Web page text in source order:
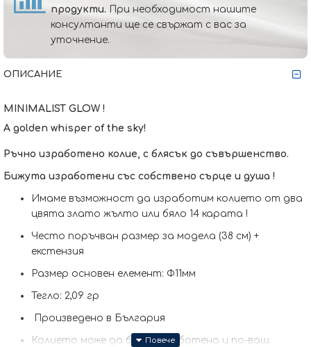
продукти. При необходимост нашите
консултанти ще се свържат с вас за
уточнение.
ОПИСАНИЕ
MINIMALIST GLOW !
A golden whisper of the sky!
Ръчно изработено колие, с блясък до съвършенство.
Бижута изработени със собствено сърце и душа !
Имаме възможност да изработим кoлието от два
цвята злато жълто или бяло 14 карата !
Често поръчван размер за модела (38 см) +
екстензия
Размер основен елемент: Ф11мм
Тегло: 2,09 гр
Произведено в България
Колието може да бъде изработено и по-ваш